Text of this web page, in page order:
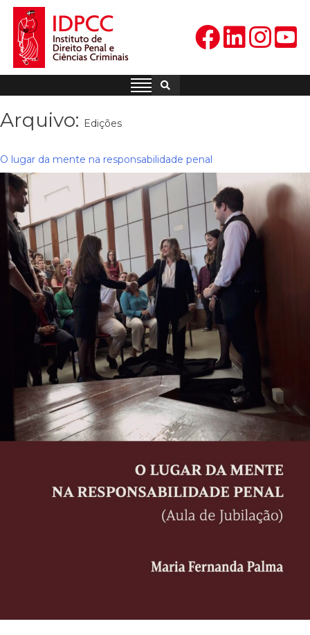
Skip
content
IDPCC
Instituto de Direito Penal e
Arquivo: Edições
O lugar da mente na responsabilidade penal